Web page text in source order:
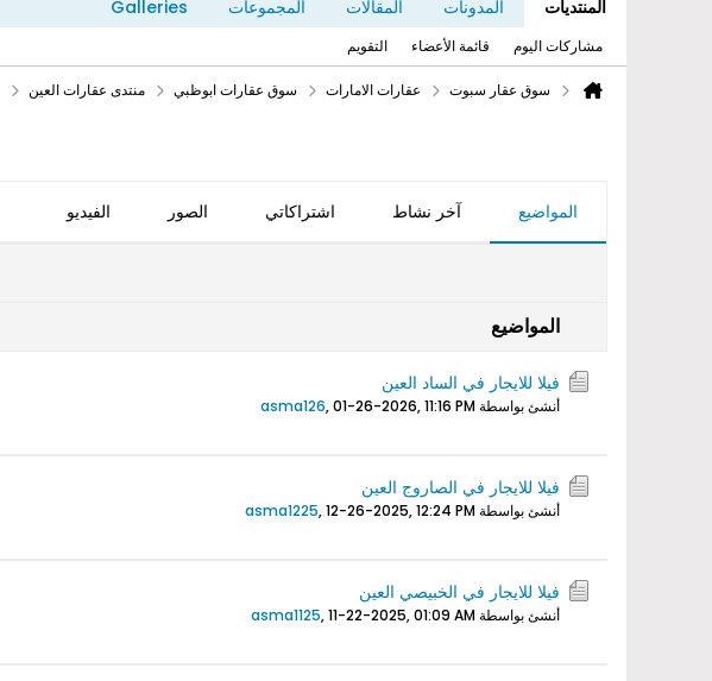
المنتديات المدونات المقالات المجموعات Galleries
مشاركات اليوم قائمة الأعضاء التقويم
سوق عقار سبوت عقارات الامارات سوق عقارات ابوظبي منتدى عقارات العين
المواضيع آخر نشاط اشتراكاتي الصور الفيديو
المواضيع
فيلا للايجار في الساد العين
أنشئ بواسطة asma126,01-26-2026, 11:16 PM
فيلا للايجار في الصاروج العين
أنشئ بواسطة asma1225,12-26-2025, 12:24 PM
فيلا للايجار في الخبيصي العين
أنشئ بواسطة asma1125,11-22-2025, 01:09 AM